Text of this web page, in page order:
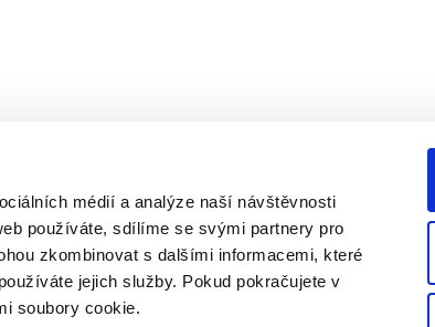
médií a analýze naší návštěvnosti
používáte, sdílíme se svými partnery pro
zkombinovat s dalšími informacemi, které
jejich služby. Pokud pokračujete v
soubory cookie.